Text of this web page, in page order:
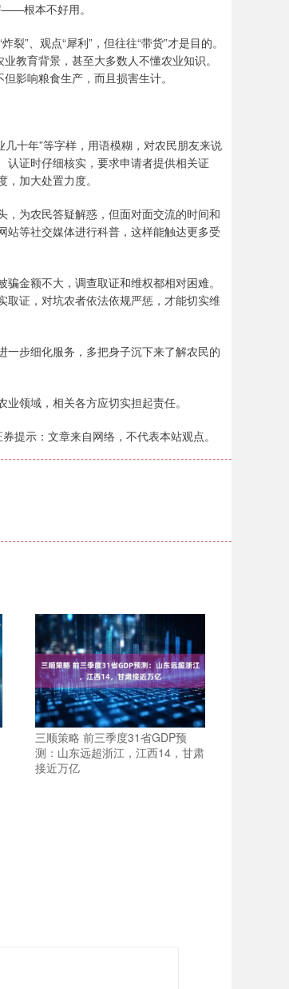
——根本不好用。
”、观点“犀利”，但往往“带货”才是目的。
教育背景，甚至大多数人不懂农业知识。
影响粮食生产，而且损害生计。
几十年”等字样，用语模糊，对农民朋友来说
认证时仔细核实，要求申请者提供相关证
加大处置力度。
为农民答疑解惑，但面对面交流的时间和
等社交媒体进行科普，这样能触达更多受
金额不大，调查取证和维权都相对困难。
取证，对坑农者依法依规严惩，才能切实维
一步细化服务，多把身子沉下来了解农民的
领域，相关各方应切实担起责任。
提示：文章来自网络，不代表本站观点。
三顺策略 前三季度31省GDP预
测：山东远超浙江，江西14，甘肃
接近万亿